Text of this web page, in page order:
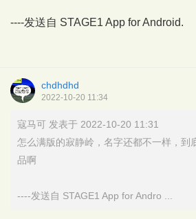
----发送自 STAGE1 App for Android.
chdhdhd
2022-10-20 11:34
寇马可 发表于 2022-10-20 11:31
怎么满版的寂静岭，名字还都不一样，到
品啊
----发送自 STAGE1 App for Andro ...